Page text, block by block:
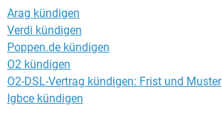
Arag kündigen
Verdi kündigen
Poppen.de kündigen
O2 kündigen
O2-DSL-Vertrag kündigen: Frist und Muster
Igbce kündigen